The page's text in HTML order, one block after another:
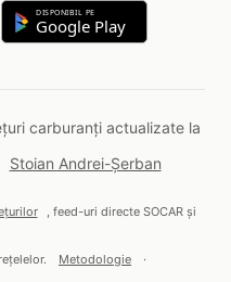
DISPONIBIL PE
Google Play
carburanți actualizate la
Stoian Andrei-Șerban
, feed-uri directe SOCAR și
Metodologie ·